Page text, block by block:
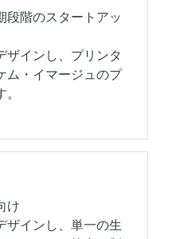
段階のスタートアッ
ザインし、プリンタ
ム・イマージュのプ
け
ザインし、単一の生